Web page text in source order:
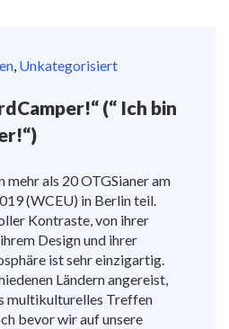
, Unkategorisiert
(“ Ich bin
mehr als 20 OTGSianer am
(WCEU) in Berlin teil.
Kontraste, von ihrer
Design und ihrer
ist sehr einzigartig.
Ländern angereist,
multikulturelles Treffen
bevor wir auf unsere